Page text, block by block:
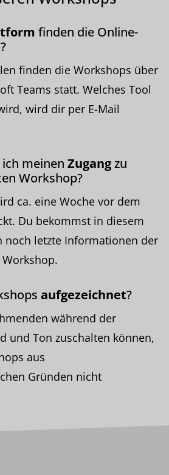
finden die Online-
finden die Workshops über
Teams statt. Welches Tool
wird dir per E-Mail
meinen Zugangzu
Workshop?
ca. eine Woche vor dem
Du bekommst in diesem
noch letzte Informationen der
aufgezeichnet?
während der
und Ton zuschalten können,
aus
Gründen nicht